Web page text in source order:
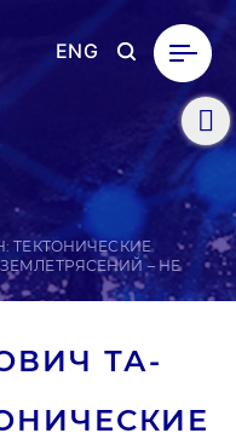
ENG
ТЕКТОНИЧЕСКИЕ
– НЕ
ТА­